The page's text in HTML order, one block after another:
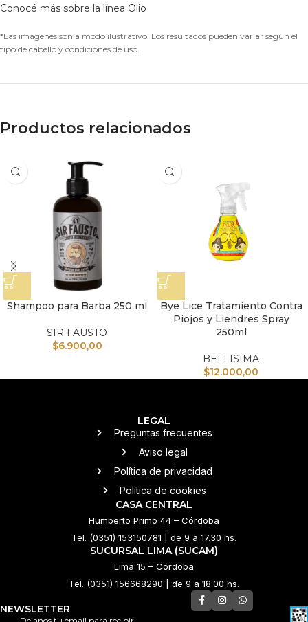
Conocé más sobre la línea Olio
*Las imágenes son a modo ilustrativo. Los resultados pueden variar según el
tipo de cabello y condiciones de uso.
Productos relacionados
Shampoo para Barba 250 ml
SIR FAUSTO
$6.900,00
Bye Lice Tratamiento Contra
Piojos y Liendres Spray
250ml
BELLISIMA
$12.000,00
LEGAL
Preguntas frecuentes
Aviso legal
Política de privacidad
Política de cookies
CASA CENTRAL
Humberto Primo 44 – Córdoba
Tel. (0351) 153150781 | de 9 a 17.30 hs.
SUCURSAL LIMA (SUCAM)
Lima 15 – Córdoba
Tel. (0351) 156668290 | de 9 a 18.00 hs.
NEWSLETTER